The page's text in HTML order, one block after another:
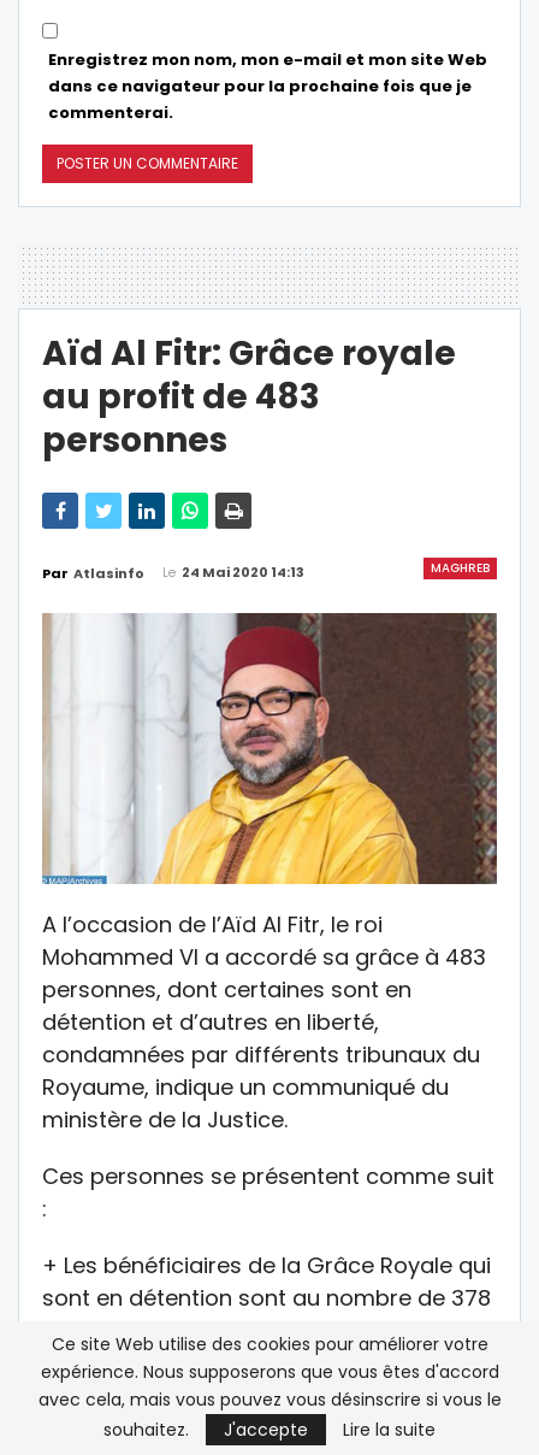
Enregistrez mon nom, mon e-mail et mon site Web
dans ce navigateur pour la prochaine fois que je
commenterai.
Aïd Al Fitr: Grâce royale
au profit de 483
personnes
MAGHREB
Par Atlasinfo Le 24 Mai 2020 14:13
A l’occasion de l’Aïd Al Fitr, le roi
Mohammed VI a accordé sa grâce à 483
personnes, dont certaines sont en
détention et d’autres en liberté,
condamnées par différents tribunaux du
Royaume, indique un communiqué du
ministère de la Justice.
Ces personnes se présentent comme suit
:
+ Les bénéficiaires de la Grâce Royale qui
sont en détention sont au nombre de 378
détenus se répartissant comme suit :
– Remise de la peine d’emprisonnement
ou de réclusion au profit de 378 détenus.
Ce site Web utilise des cookies pour améliorer votre
expérience. Nous supposerons que vous êtes d'accord
avec cela, mais vous pouvez vous désinscrire si vous le
souhaitez.
J'accepte Lire la suite